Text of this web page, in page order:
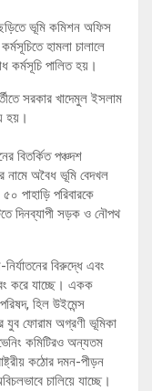
ভূমি কমিশন অফিস
হামলা চালালে
কর্মসূচি পালিত হয়।
সরকার খাদেমুল ইসলাম
হয়।
বিতর্কিত পঞ্চদশ
নামে অবৈধ ভূমি বেদখল
পাহাড়ি পরিবারকে
দিনব্যাপী সড়ক ও নৌপথ
বিরুদ্ধে এবং
করে যাচ্ছে। একক
হিল উইমেন্স
যুব ফোরাম অগ্রণী ভূমিকা
কমিটিরও অন্যতম
কঠোর দমন-পীড়ন
চালিয়ে যাচ্ছে।